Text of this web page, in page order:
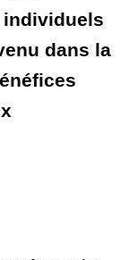
individuels
dans la